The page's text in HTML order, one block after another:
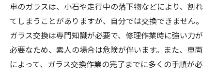
車のガラスは、小石や走行中の落下物などにより、割れ
てしまうことがありますが、自分では交換できません。
ガラス交換は専門知識が必要で、修理作業時に強い力が
必要なため、素人の場合は危険が伴います。また、車両
によって、ガラス交換作業の完了までに多くの手順が必